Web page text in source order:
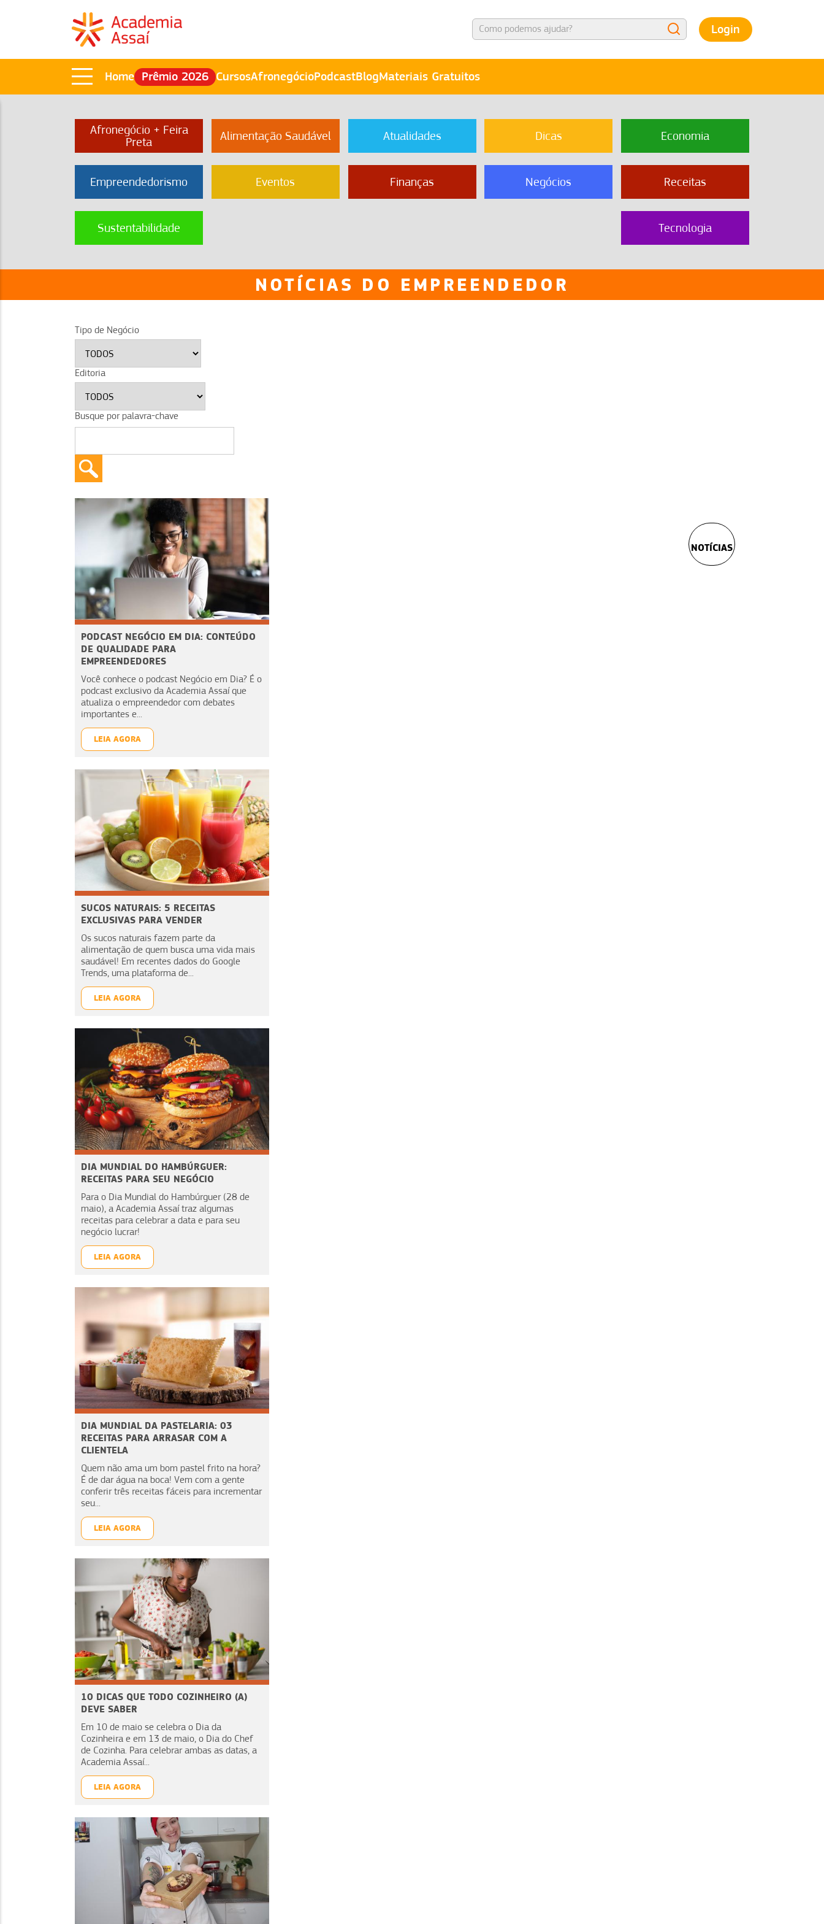
Login
Home Prêmio 2026 CursosAfronegócioPodcastBlogMateriais Gratuitos
Afronegócio + Feira
Preta
Alimentação Saudável Atualidades Dicas Economia
Empreendedorismo Eventos Finanças Negócios Receitas
Sustentabilidade Tecnologia
NOTÍCIAS DO EMPREENDEDOR
Tipo de Negócio
Editoria
Busque por palavra-chave
PODCAST NEGÓCIO EM DIA: CONTEÚDO
DE QUALIDADE PARA
EMPREENDEDORES
Você conhece o podcast Negócio em Dia? É o
podcast exclusivo da Academia Assaí que
atualiza o empreendedor com debates
importantes e...
LEIA AGORA
SUCOS NATURAIS: 5 RECEITAS
EXCLUSIVAS PARA VENDER
Os sucos naturais fazem parte da
alimentação de quem busca uma vida mais
saudável! Em recentes dados do Google
Trends, uma plataforma de...
LEIA AGORA
DIA MUNDIAL DO HAMBÚRGUER:
RECEITAS PARA SEU NEGÓCIO
Para o Dia Mundial do Hambúrguer (28 de
maio), a Academia Assaí traz algumas
receitas para celebrar a data e para seu
negócio lucrar!
LEIA AGORA
DIA MUNDIAL DA PASTELARIA: 03
RECEITAS PARA ARRASAR COM A
CLIENTELA
Quem não ama um bom pastel frito na hora?
É de dar água na boca! Vem com a gente
conferir três receitas fáceis para incrementar
seu...
LEIA AGORA
10 DICAS QUE TODO COZINHEIRO (A)
DEVE SABER
Em 10 de maio se celebra o Dia da
Cozinheira e em 13 de maio, o Dia do Chef
de Cozinha. Para celebrar ambas as datas, a
Academia Assaí...
LEIA AGORA
NOTÍCIAS